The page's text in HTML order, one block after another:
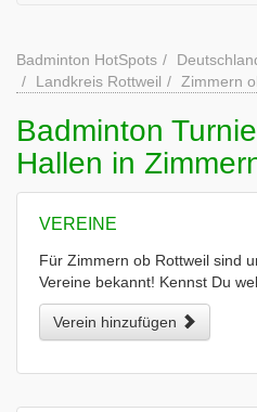
Badminton HotSpots
Landkreis Rottweil
Zimmern
Badminton
Hallen in
VEREINE
Für Zimmern ob Rottweil sind
Vereine bekannt! Kennst Du
Verein hinzufügen